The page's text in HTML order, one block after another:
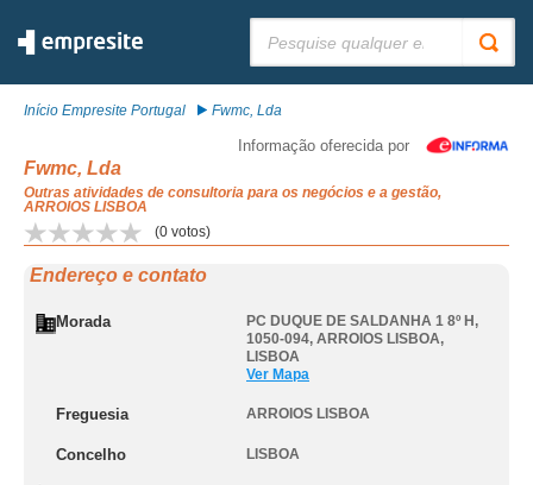
Início Empresite Portugal Fwmc, Lda
Informação oferecida por
Fwmc, Lda
Outras atividades de consultoria para os negócios e a gestão,
ARROIOS LISBOA
(0 votos)
Endereço e contato
Morada
PC DUQUE DE SALDANHA 1 8º H,
1050-094, ARROIOS LISBOA,
LISBOA
Ver Mapa
Freguesia ARROIOS LISBOA
Concelho LISBOA